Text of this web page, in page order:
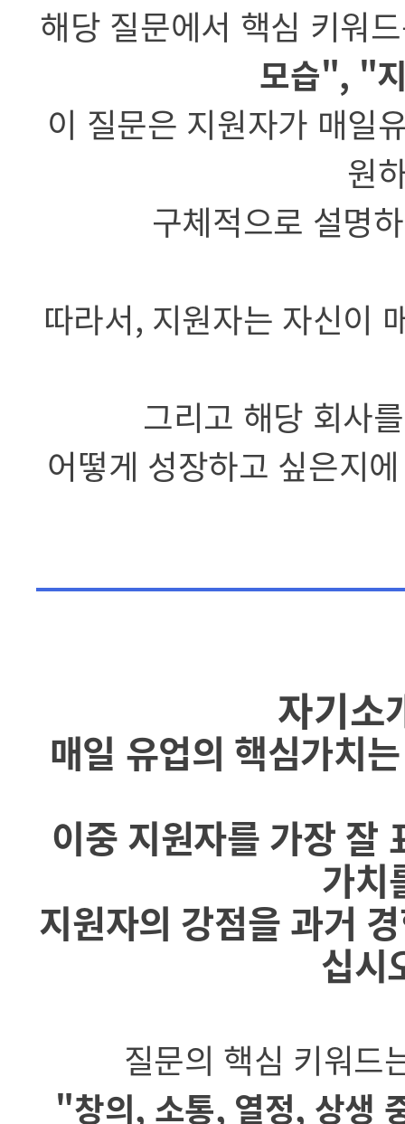
해당 질문에서 핵심 키워
모습", "
이 질문은 지원자가 매일
원
구체적으로 설명
따라서, 지원자는 자신이
그리고 해당 회사
어떻게 성장하고 싶은지
자기소
매일 유업의 핵심가치
이중 지원자를 가장 잘
가치
지원자의 강점을 과거
십시
질문의 핵심 키워드
"창의, 소통, 열정, 상생